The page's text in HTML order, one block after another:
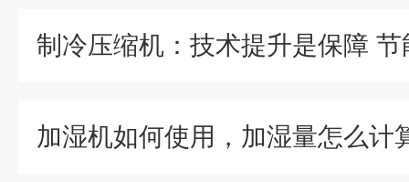
制冷压缩机：技术提升是保障 节
加湿机如何使用，加湿量怎么计